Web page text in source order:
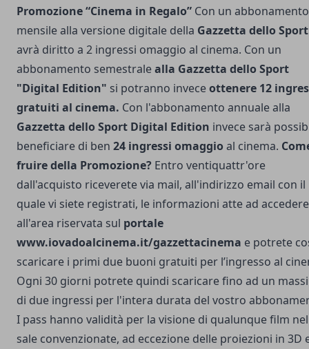
Promozione “Cinema in Regalo” Con un abbonamento
mensile alla versione digitale della Gazzetta dello Sport
avrà diritto a 2 ingressi omaggio al cinema. Con un
abbonamento semestralealla Gazzetta dello Sport
"Digital Edition" si potranno inveceottenere 12
gratuiti al cinema. Con l'abbonamento annuale alla
Gazzetta dello Sport Digital Edition invece sarà
beneficiare di ben 24 ingressi omaggio al cinema.
fruire della Promozione? Entro ventiquattr'ore
dall'acquisto riceverete via mail, all'indirizzo email con il
quale vi siete registrati, le informazioni atte ad accedere
all'area riservata sul portale
www.iovadoalcinema.it/gazzettacinema e potrete
scaricare i primi due buoni gratuiti per l’ingresso al
Ogni 30 giorni potrete quindi scaricare fino ad un
di due ingressi per l'intera durata del vostro
I pass hanno validità per la visione di qualunque film
sale convenzionate, ad eccezione delle proiezioni in 3D